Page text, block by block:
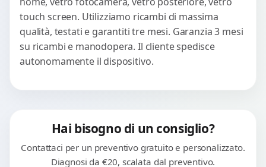
touch screen. Utilizziamo ricambi di massima
qualità, testati e garantiti tre mesi. Garanzia 3 mesi
su ricambi e manodopera. Il cliente spedisce
autonomamente il dispositivo.
Hai bisogno di un consiglio?
Contattaci per un preventivo gratuito e personalizzato.
Diagnosi da €20, scalata dal preventivo.